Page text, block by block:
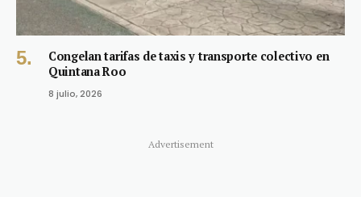
Congelan tarifas de taxis y transporte colectivo en
Quintana Roo
8 julio, 2026
Advertisement